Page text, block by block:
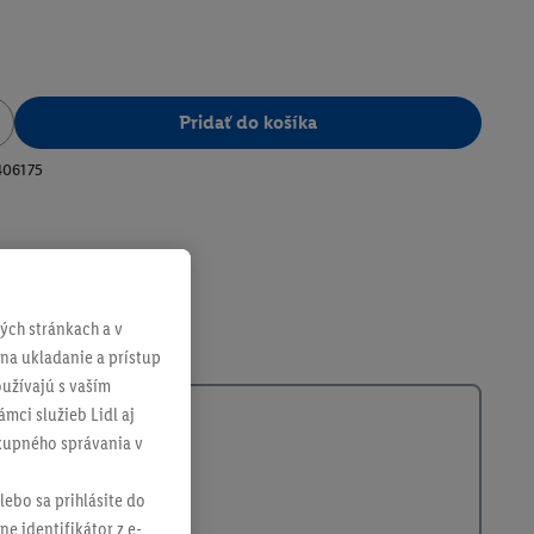
Pridať do košíka
stránkach a v
ukladanie a prístup
s vaším
služieb Lidl aj
správania v
sa prihlásite do
identifikátor z e-